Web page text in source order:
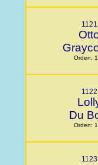
1121
Orden:
1122
Du
Orden:
1123